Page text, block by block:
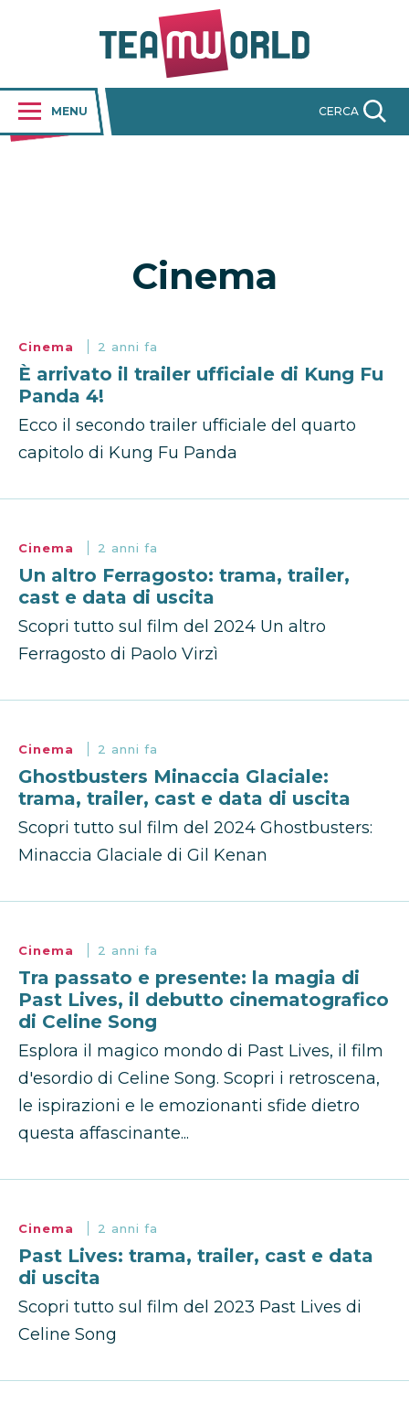
MENU CERCA
Cinema
Cinema 2 anni fa
È arrivato il trailer ufficiale di Kung Fu
Panda 4!
Ecco il secondo trailer ufficiale del quarto
capitolo di Kung Fu Panda
Cinema 2 anni fa
Un altro Ferragosto: trama, trailer,
cast e data di uscita
Scopri tutto sul film del 2024 Un altro
Ferragosto di Paolo Virzì
Cinema 2 anni fa
Ghostbusters Minaccia Glaciale:
trama, trailer, cast e data di uscita
Scopri tutto sul film del 2024 Ghostbusters:
Minaccia Glaciale di Gil Kenan
Cinema 2 anni fa
Tra passato e presente: la magia di
Past Lives, il debutto cinematografico
di Celine Song
Esplora il magico mondo di Past Lives, il film
d'esordio di Celine Song. Scopri i retroscena,
le ispirazioni e le emozionanti sfide dietro
questa affascinante...
Cinema 2 anni fa
Past Lives: trama, trailer, cast e data
di uscita
Scopri tutto sul film del 2023 Past Lives di
Celine Song